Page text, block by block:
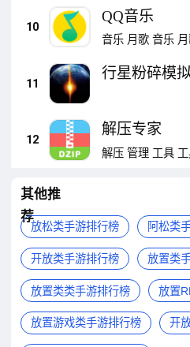
10
QQ音乐
音乐 月歌 音乐
11
行星粉碎模
12
解压专家
解压 管理 工具
其他推
荐
放松类手游排行榜 阿松类
开放类手游排行榜 放置类
放置类类手游排行榜 放置
放置游戏类手游排行榜 开